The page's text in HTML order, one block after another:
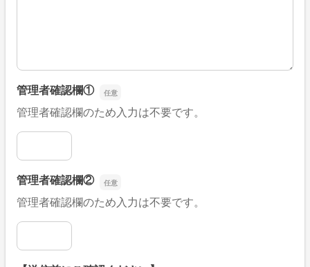
管理者確認欄①
管理者確認欄のため入力は不要です。
管理者確認欄①
管理者確認欄②
管理者確認欄のため入力は不要です。
管理者確認欄②